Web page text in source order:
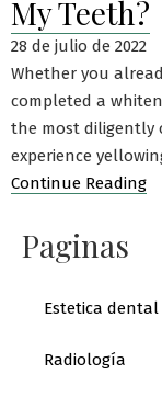
My Teeth?
28 de julio de 2022
Whether you
completed a
the most diligently
experience
Continue Reading
Paginas
Estetica dental
Radiología